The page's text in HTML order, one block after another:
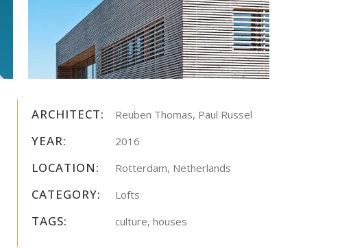
ARCHITECT: Reuben Thomas, Paul Russel
YEAR: 2016
LOCATION: Rotterdam, Netherlands
CATEGORY: Lofts
TAGS: culture, houses